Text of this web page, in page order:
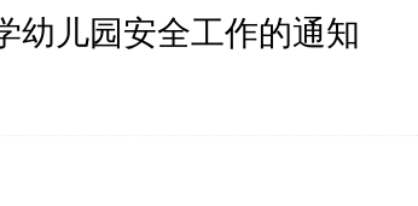
幼儿园安全工作的通知